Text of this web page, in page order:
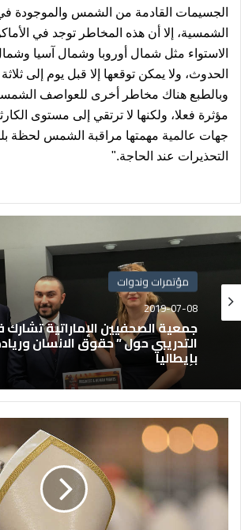
الجسيمات القادمة من الشمس والموجودة
الشمسية، إلا أن هذه المخاطر توجد في
الاستواء مثل شمال أوروبا وشمال آسيا
الحدوث، ولا يمكن توقعها إلا قبل يوم إلى
وبالطبع هناك مخاطر أخرى للعواصف
مؤثرة فعلا، ولكنها لا ترتقي إلى مستوى
جهات عالمية مهمتها مراقبة الشمس لحظة
التحذيرات عند الحاجة."
مؤتمرات وندوات
2019-07-08
جمعية الصحفيين
التدريبي حول ” حقوق الانسان
بإيطاليا